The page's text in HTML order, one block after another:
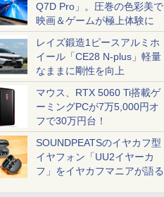
Q7D Pro」。圧巻の色彩美で
映画＆ゲームが極上体験に
レイズ鍛造1ピースアルミホ
イール「CE28 N-plus」軽量
なままに剛性を向上
マウス、RTX 5060 Ti搭載ゲ
ーミングPCが7万5,000円オ
フで30万円台！
SOUNDPEATSのイヤカフ型
イヤフォン「UU2イヤーカ
フ」をイヤカフマニアが語る